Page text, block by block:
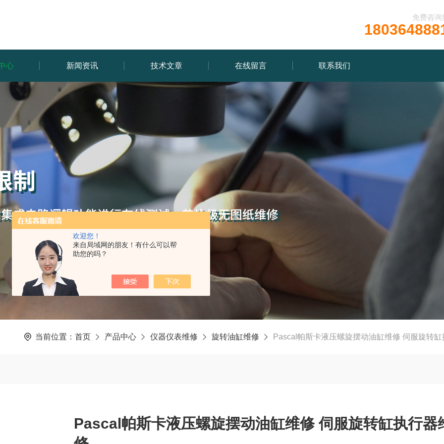
欢迎您！
来自局域网的朋友！有什么可以帮
助您的吗？
免费咨询
心 新闻资讯 技术文章 在线留言 联系我们
当前位置： 首页 产品中心 仪器仪表维修 旋转油缸维修 Pascal帕斯卡液压螺旋摆动油缸维修 伺服旋转
Pascal帕斯卡液压螺旋摆动油缸维修 伺服旋转缸执行器